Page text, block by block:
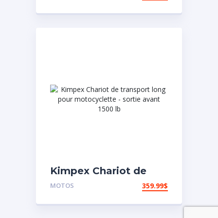
Kimpex Chariot de
transport long pour
motocyclette – sortie
avant 1500 lb
MOTOS 359.99$